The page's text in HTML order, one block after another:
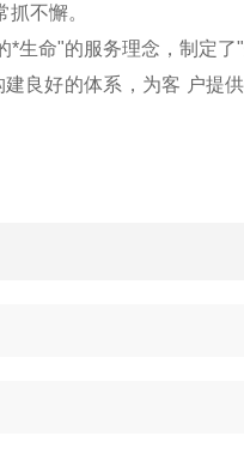
不懈。
生命"的服务理念，制定
良好的体系，为客 户提